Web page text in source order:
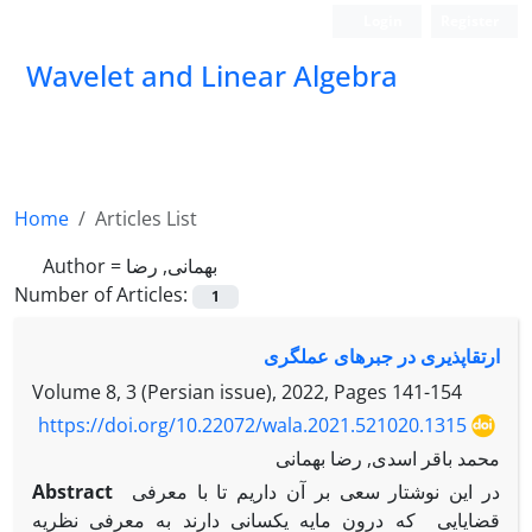
Wavelet and Linear Algebra
Home
Articles List
Author = بهمانی, رضا
Number of Articles:
1
ارتقاپذیری در جبرهای عملگری
Volume 8, 3 (Persian issue), 2022, Pages 141-154
https://doi.org/10.22072/wala.2021.521020.1315
محمد باقر اسدی, رضا بهمانی
Abstract
در این نوشتار سعی بر آن داریم تا با معرفی
قضایایی که درون مایه یکسانی دارند به معرفی نظریه